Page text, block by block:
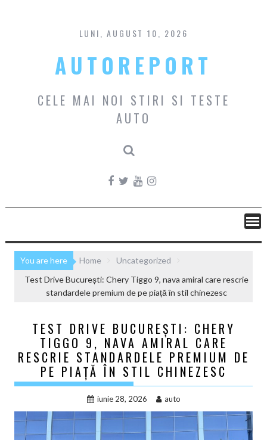
content
LUNI, AUGUST 10, 2026
AUTOREPORT
CELE MAI NOI STIRI SI TESTE
AUTO
You are here Home
Uncategorized
Test Drive București: Chery Tiggo 9, nava amiral care rescrie
standardele premium de pe piață în stil chinezesc
TEST DRIVE BUCUREȘTI: CHERY
TIGGO 9, NAVA AMIRAL CARE
RESCRIE STANDARDELE PREMIUM DE
PE PIAȚĂ ÎN STIL CHINEZESC
iunie 28, 2026 auto